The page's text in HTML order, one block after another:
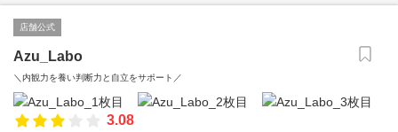
店舗公式
Azu_Labo
＼内観力を養い判断力と自立をサポート／
3.08